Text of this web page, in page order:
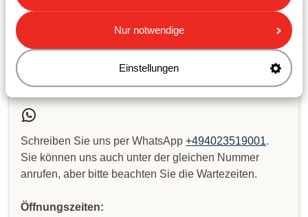
Nur notwendige
Einstellungen
beantwortet?
Senden Sie uns eine WhatsApp oder rufen
Sie uns an!
Schreiben Sie uns per WhatsApp +494023519001.
Sie können uns auch unter der gleichen Nummer
anrufen, aber bitte beachten Sie die Wartezeiten.
Öffnungszeiten: